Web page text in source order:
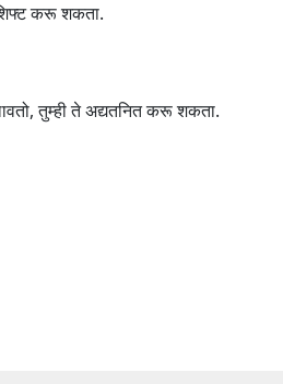
करू शकता.
तुम्ही ते अद्यतनित करू शकता.